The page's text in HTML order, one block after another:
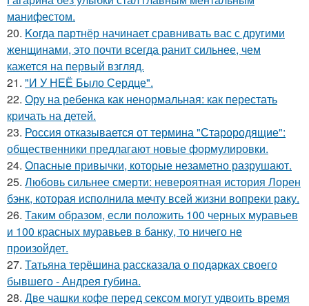
манифестом.
20. Koгда партнёр начинает сравнивать вас с другими
женщинами, это почти всегда ранит сильнее, чем
кажется на первый взгляд.
21. "И У НЕЁ Было Сердце".
22. Ору на ребенка как ненормальная: как перестать
кричать на детей.
23. Россия отказывается от термина "Старородящие":
общественники предлагают новые формулировки.
24. Опасные привычки, которые незаметно разрушают.
25. Любовь сильнее смерти: невероятная история Лорен
бэнк, которая исполнила мечту всей жизни вопреки раку.
26. Таким образом, если положить 100 черных муравьев
и 100 красных муравьев в банку, то ничего не
произойдет.
27. Татьяна терёшина рассказала о подарках своего
бывшего - Андрея губина.
28. Две чашки кофе перед сексом могут удвоить время